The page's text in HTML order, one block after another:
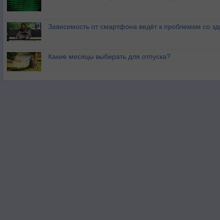
Зависимость от смартфона ведёт к проблемам со
Какие месяцы выбирать для отпуска?